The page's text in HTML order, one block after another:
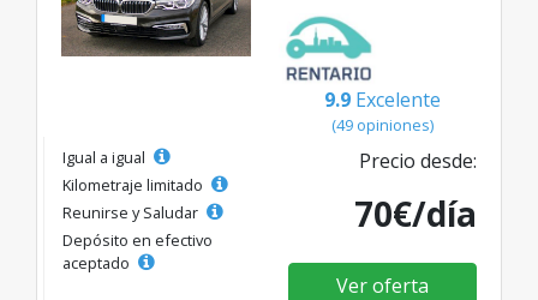
9.9 Excelente
(49 opiniones)
Igual a igual
Kilometraje limitado
Reunirse y Saludar
Depósito en efectivo
aceptado
Precio desde:
70€/día
Ver oferta